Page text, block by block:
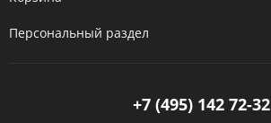
Персональный раздел
+7 (495) 142 72-32